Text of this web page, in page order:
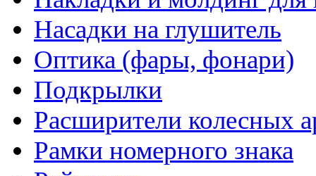
Насадки на глушитель
Оптика (фары, фонари)
Подкрылки
Расширители колесных
Рамки номерного знака